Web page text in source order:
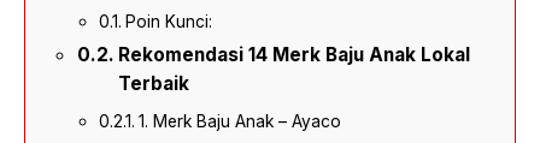
Poin Kunci:
Rekomendasi 14 Merk Baju Anak Lokal
Terbaik
1. Merk Baju Anak – Ayaco